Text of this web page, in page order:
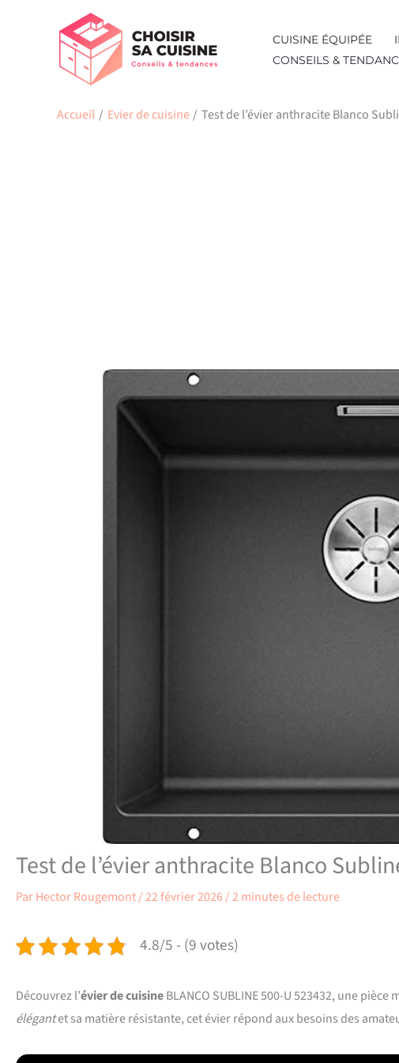
CUISINE ÉQUIPÉE
CONSEILS &
Accueil Evier de cuisine Test de l’évier anthracite Blanco
Test de l’évier anthracite Blanco
ParHector Rougemont/22 février 2026/2 minutes de lecture
4.8/5 - (9 votes)
Découvrez l’évier de cuisineBLANCO SUBLINE 500-U 523432, une
élégantet sa matière résistante, cet évier répond aux besoins des